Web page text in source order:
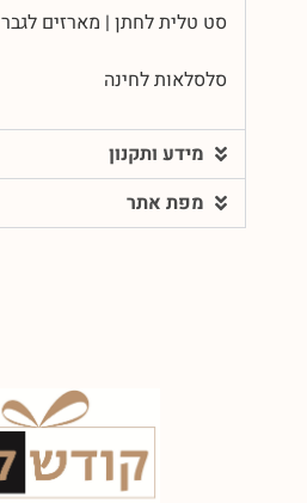
סט טלית לחתן | מארזים לגבר
סלסלאות לחינה
מידע ותקנון
מפת אתר